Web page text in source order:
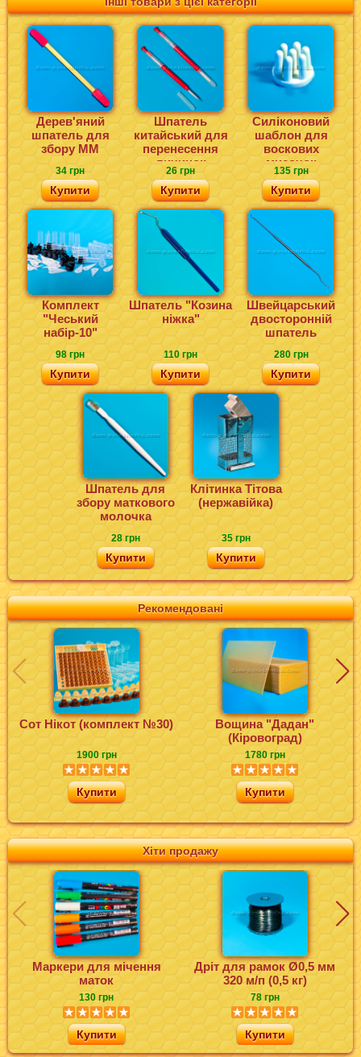
Хіти продажу
Маркери для мічення
маток
130 грн
Купити
Дріт для рамок Ø0,5 мм
320 м/п (0,5 кг)
78 грн
Купити
Рекомендовані
Сот Нікот (комплект №30)
1900 грн
Купити
Вощина "Дадан"
(Кіровоград)
1780 грн
Купити
Дерев'яний
шпатель для
збору ММ
34 грн
Купити
Шпатель
китайський для
перенесення
личинок
26 грн
Купити
Силіконовий
шаблон для
воскових
мисочок
135 грн
Купити
Комплект
"Чеський
набір-10"
98 грн
Купити
Шпатель "Козина
ніжка"
110 грн
Купити
Швейцарський
двосторонній
шпатель
280 грн
Купити
Шпатель для
збору маткового
молочка
28 грн
Купити
Клітинка Тітова
(нержавійка)
35 грн
Купити